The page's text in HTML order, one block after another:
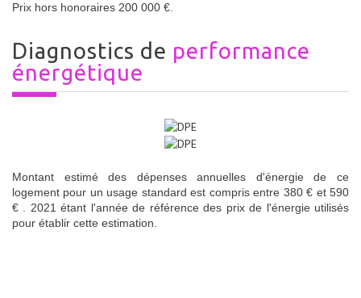
Prix hors honoraires 200 000 €.
diagnostics de performance
énergétique
Montant estimé des dépenses annuelles d'énergie de ce
logement pour un usage standard est compris entre 380 € et 590
€ . 2021 étant l'année de référence des prix de l'énergie utilisés
pour établir cette estimation.